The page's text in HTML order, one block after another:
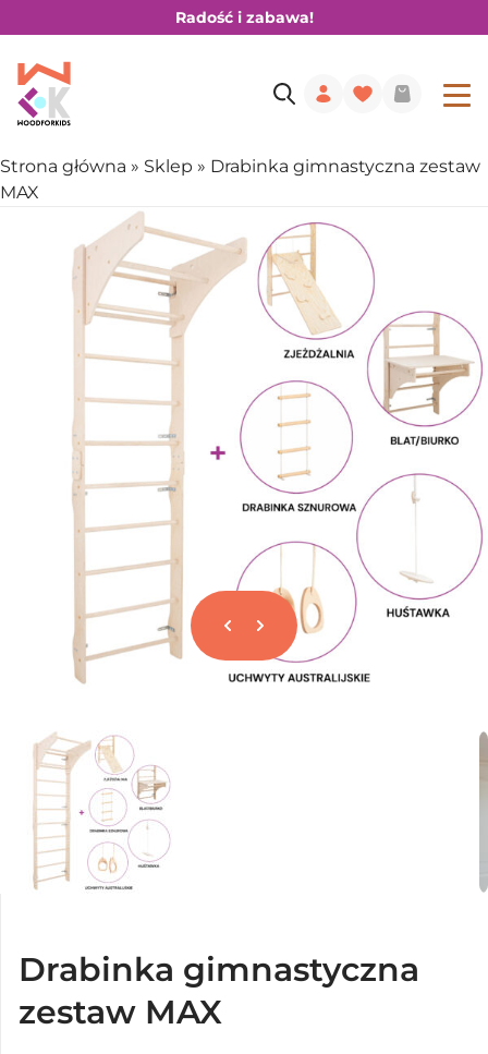
Radość i zabawa!
Strona główna » Sklep » Drabinka gimnastyczna zestaw
MAX
Drabinka gimnastyczna
zestaw MAX